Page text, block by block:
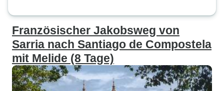
Französischer Jakobsweg von
Sarria nach Santiago de Compostela
mit Melide (8 Tage)